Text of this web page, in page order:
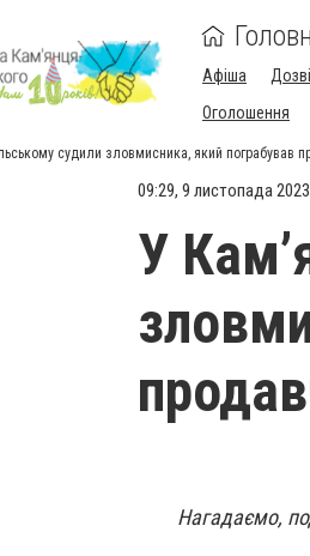
Афіша
Оголошення
судили зловмисника, який пограбував
09:29, 9 листопада
У
Нагадаємо,